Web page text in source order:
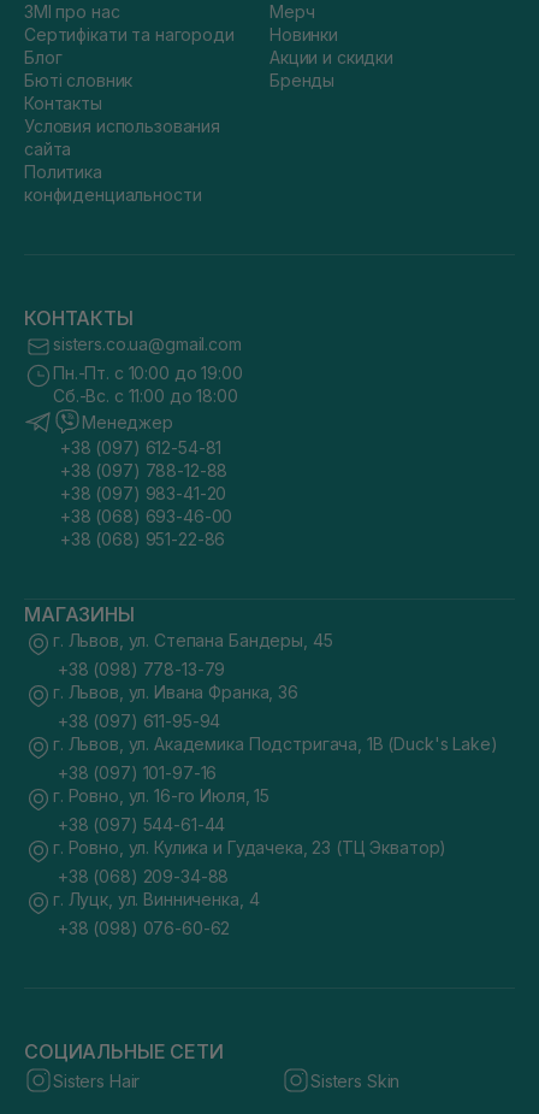
ЗМІ про нас
Сертифікати та нагороди
Блог
Бюті словник
Контакты
Условия использования
сайта
Политика
конфиденциальности
Мерч
Новинки
Акции и скидки
Бренды
КОНТАКТЫ
sisters.co.ua@gmail.com
Пн.-Пт. с 10:00 до 19:00
Сб.-Вс. с 11:00 до 18:00
Менеджер
+38 (097) 612-54-81
+38 (097) 788-12-88
+38 (097) 983-41-20
+38 (068) 693-46-00
+38 (068) 951-22-86
МАГАЗИНЫ
г. Львов, ул. Степана Бандеры, 45
+38 (098) 778-13-79
г. Львов, ул. Ивана Франка, 36
+38 (097) 611-95-94
г. Львов, ул. Академика Подстригача, 1В (Duck's Lake)
+38 (097) 101-97-16
г. Ровно, ул. 16-го Июля, 15
+38 (097) 544-61-44
г. Ровно, ул. Кулика и Гудачека, 23 (ТЦ Экватор)
+38 (068) 209-34-88
г. Луцк, ул. Винниченка, 4
+38 (098) 076-60-62
СОЦИАЛЬНЫЕ СЕТИ
Sisters Hair Sisters Skin